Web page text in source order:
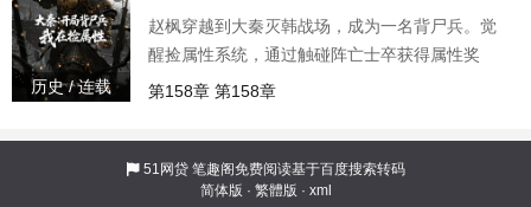
历史 / 连载
赵枫穿越到大秦灭韩战场，成为一名背尸兵。觉
醒捡属性系统，通过触碰阵亡士卒获得属性奖
励。 在残酷的战场上，他低调发育，悄然变强。
第158章 第158章
51网贷笔趣阁免费阅读基于百度搜索转码
简体版 · 繁體版 · xml